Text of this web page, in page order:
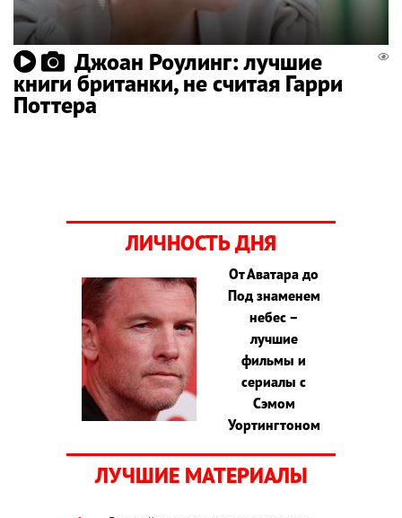
Джоан Роулинг: лучшие
книги британки, не считая Гарри
Поттера
ЛИЧНОСТЬ ДНЯ
От Аватара до
Под знаменем
небес –
лучшие
фильмы и
сериалы с
Сэмом
Уортингтоном
ЛУЧШИЕ МАТЕРИАЛЫ